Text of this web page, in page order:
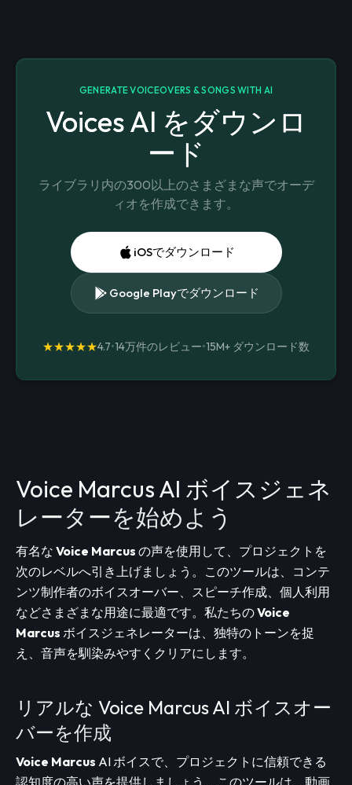
GENERATE VOICEOVERS & SONGS WITH AI
Voices AI をダウンロ
ード
ライブラリ内の300以上のさまざまな声でオーデ
ィオを作成できます。
iOSでダウンロード
Google Playでダウンロード
★★★★★4.7•14万件のレビュー•15M+ ダウンロード数
Voice Marcus AI ボイスジェネ
レーターを始めよう
有名な Voice Marcus の声を使用して、プロジェクトを
次のレベルへ引き上げましょう。このツールは、コンテ
ンツ制作者のボイスオーバー、スピーチ作成、個人利用
などさまざまな用途に最適です。私たちのVoice
Marcus ボイスジェネレーターは、独特のトーンを捉
え、音声を馴染みやすくクリアにします。
リアルな Voice Marcus AI ボイスオー
バーを作成
Voice Marcus AI ボイスで、プロジェクトに信頼できる
認知度の高い声を提供しましょう。このツールは、動画